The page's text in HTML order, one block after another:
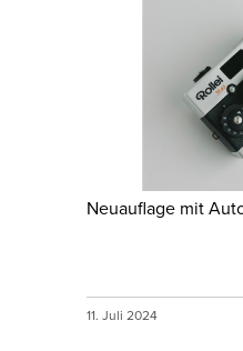
Neuauflage mit
11. Juli 2024